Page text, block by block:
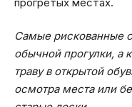
Самые рискованные
обычной прогулки, а
траву в открытой
осмотра места или